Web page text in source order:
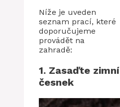
Níže je uveden
seznam prací, které
doporučujeme
provádět na
zahradě:
1. Zasaďte zimní
česnek